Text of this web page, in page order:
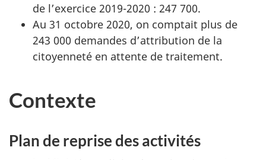
de l’exercice 2019-2020 : 247 700.
Au 31 octobre 2020, on comptait plus de
243 000 demandes d’attribution de la
citoyenneté en attente de traitement.
Contexte
Plan de reprise des activités